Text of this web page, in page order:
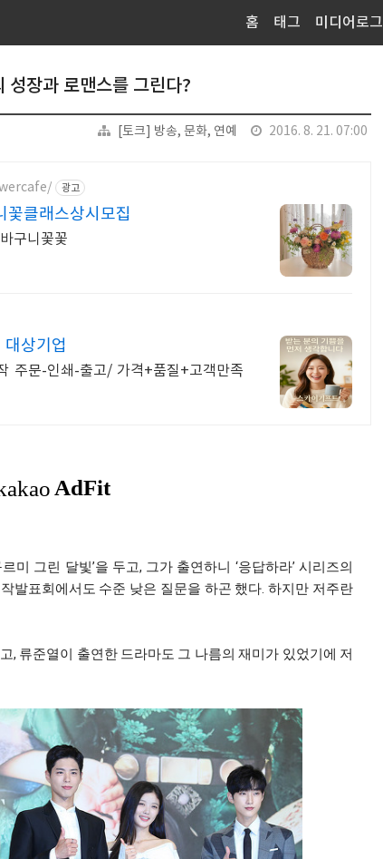
홈 태그 미디어로그
성장과 로맨스를 그린다?
[토크] 방송, 문화, 연예 2016. 8. 21. 07:00
광고
꽃클래스상시모집
구니꽃꽃
상기업
주문-인쇄-출고/ 가격+품질+고객만족
미 그린 달빛’을 두고, 그가 출연하니 ‘응답하라’ 시리즈의
발표회에서도 수준 낮은 질문을 하곤 했다. 하지만 저주란
, 류준열이 출연한 드라마도 그 나름의 재미가 있었기에 저